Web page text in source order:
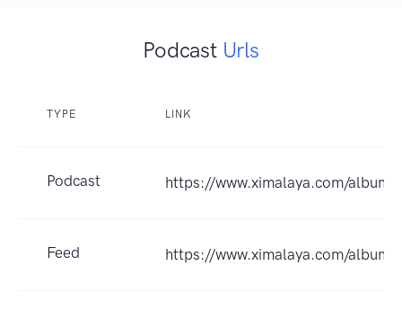
Podcast Urls
TYPE LINK
Podcast https://www.ximalaya.com/
Feed https://www.ximalaya.com/